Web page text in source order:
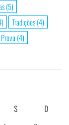
(5)
Tradições(4)
(4)
S
D